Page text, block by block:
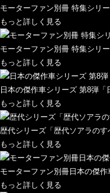
モーターファン別冊 特集シリ
もっと詳しく見る
モーターファン別冊 特集シリ
もっと詳しく見る
日本の傑作車シリーズ 第8弾「
もっと詳しく見る
歴代シリーズ「歴代ソアラのす
もっと詳しく見る
モーターファン別冊日本の傑
もっと詳しく見る